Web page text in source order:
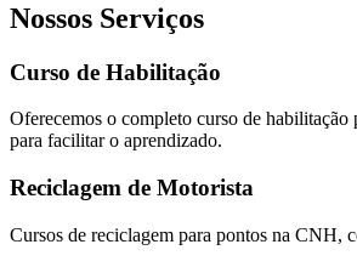
Nossos Serviços
Curso de Habilitação
Oferecemos o completo curso de habilitação
para facilitar o aprendizado.
Reciclagem de Motorista
Cursos de reciclagem para pontos na CNH,